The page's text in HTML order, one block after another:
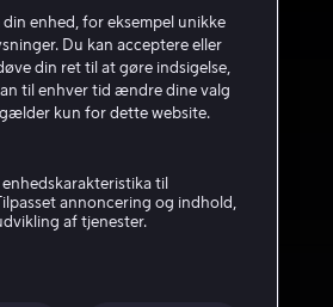
enhed, for eksempel unikke
Du kan acceptere eller
din ret til at gøre indsigelse,
til enhver tid ændre dine valg
kun for dette website.
til
annoncering og indhold,
af tjenester.